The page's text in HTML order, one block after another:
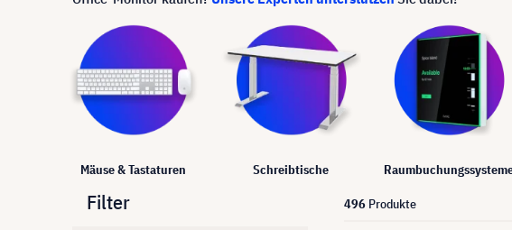
Mäuse & Tastaturen Schreibtische
Filter 496 Produkte